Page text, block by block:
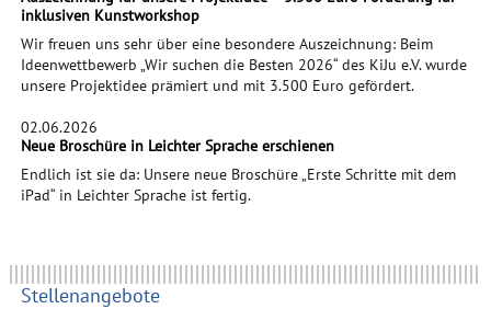
inklusiven Kunstworkshop
Wir freuen uns sehr über eine besondere Auszeichnung: Beim
Ideenwettbewerb „Wir suchen die Besten 2026“ des KiJu e.V. wurde
unsere Projektidee prämiert und mit 3.500 Euro gefördert.
02.06.2026
Neue Broschüre in Leichter Sprache erschienen
Endlich ist sie da: Unsere neue Broschüre „Erste Schritte mit dem
iPad“ in Leichter Sprache ist fertig.
Stellenangebote